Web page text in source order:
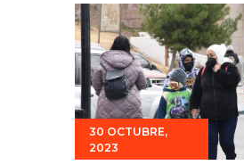
Estaciones
Eventos
Promociones
Noticias
Para ti
30 OCTUBRE,
2023